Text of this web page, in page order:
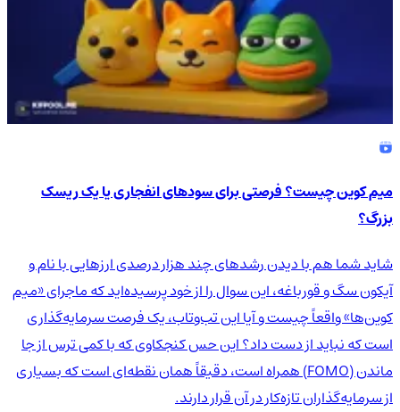
میم کوین چیست؟ فرصتی برای سودهای انفجاری یا یک ریسک
بزرگ؟
شاید شما هم با دیدن رشدهای چند هزار درصدی ارزهایی با نام و
آیکون سگ و قورباغه، این سوال را از خود پرسیده‌اید که ماجرای «میم
کوین‌ها» واقعاً چیست و آیا این تب‌وتاب، یک فرصت سرمایه‌گذاری
است که نباید از دست داد؟ این حس کنجکاوی که با کمی ترس از جا
ماندن (FOMO) همراه است، دقیقاً همان نقطه‌ای است که بسیاری
از سرمایه‌گذاران تازه‌کار در آن قرار دارند.